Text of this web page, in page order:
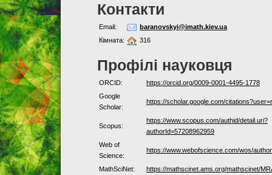
Контакти
Email:
baranovskyi@imath.kiev.ua
Кімната:
316
Профілі науковця
ORCID:
https://orcid.org/0009-0001-4495-1778
Google
Scholar:
https://scholar.google.com/
Scopus:
https://www.scopus.com/authid/detail.uri?
authorId=57208962959
Web of
Science:
https://www.webofscience.com/wos/
MathSciNet:
https://mathscinet.ams.org/mathscinet/